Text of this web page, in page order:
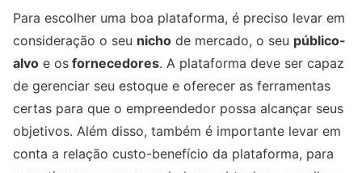
Para escolher uma boa plataforma, é preciso levar em
consideração o seu nicho de mercado, o seu público-
alvo e os fornecedores. A plataforma deve ser capaz
de gerenciar seu estoque e oferecer as ferramentas
certas para que o empreendedor possa alcançar seus
objetivos. Além disso, também é importante levar em
conta a relação custo-benefício da plataforma, para